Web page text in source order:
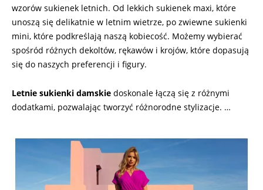
wzorów sukienek letnich. Od lekkich sukienek maxi, które
unoszą się delikatnie w letnim wietrze, po zwiewne sukienki
mini, które podkreślają naszą kobiecość. Możemy wybierać
spośród różnych dekoltów, rękawów i krojów, które dopasują
się do naszych preferencji i figury.
Letnie sukienki damskie doskonale łączą się z różnymi
dodatkami, pozwalając tworzyć różnorodne stylizacje. …